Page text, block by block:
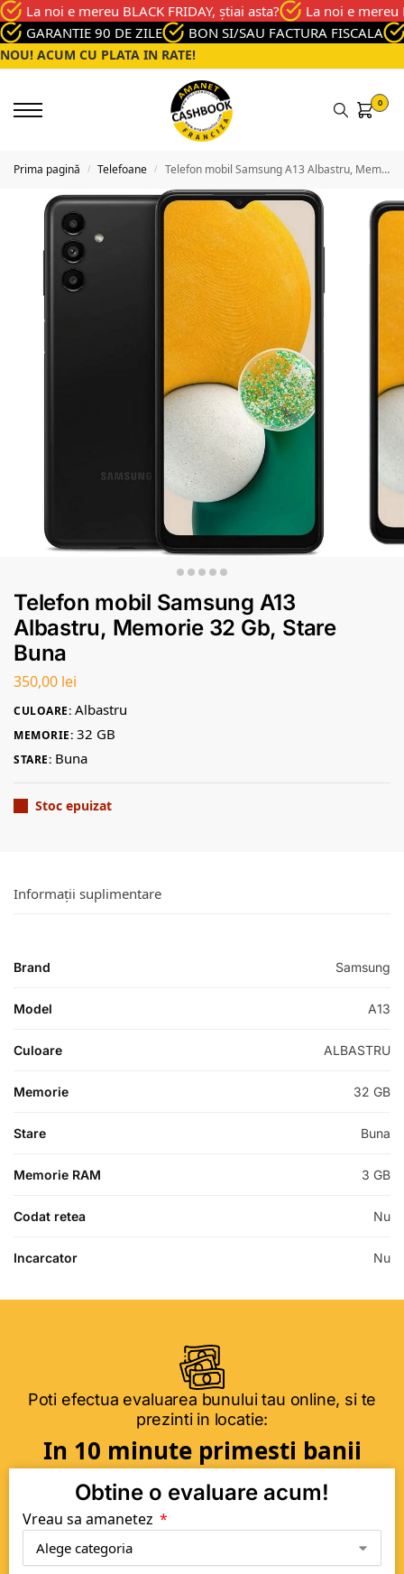
La noi e mereu BLACK FRIDAY, știai asta?
La noi e mereu
GARANTIE 90 DE ZILE
BON SI/SAU FACTURA FISCALA
NOU! ACUM CU PLATA IN RATE!
0
Prima pagină / Telefoane / Telefon mobil Samsung A13 Albastru, Memorie 32 Gb, Stare Buna
Telefon mobil Samsung A13
Albastru, Memorie 32 Gb, Stare
Buna
350,00 lei
CULOARE: Albastru
MEMORIE: 32 GB
STARE: Buna
Stoc epuizat
Informații suplimentare
Brand Samsung
Model A13
Culoare ALBASTRU
Memorie 32 GB
Stare Buna
Memorie RAM 3 GB
Codat retea Nu
Incarcator Nu
Poti efectua evaluarea bunului tau online, si te
prezinti in locatie:
In 10 minute primesti banii
Obtine o evaluare acum!
Vreau sa amanetez